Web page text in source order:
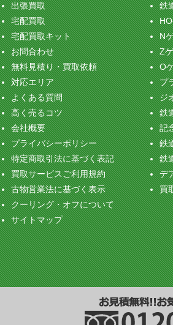
出張買取
宅配買取
宅配買取キット
お問合わせ
無料見積り・買取依頼
対応エリア
よくある質問
高く売るコツ
会社概要
プライバシーポリシー
特定商取引法に基づく表記
買取サービスご利用規約
古物営業法に基づく表示
クーリング・オフについて
サイトマップ
鉄
N
Z
O
プ
ジ
鉄
記
鉄
鉄
デ
買